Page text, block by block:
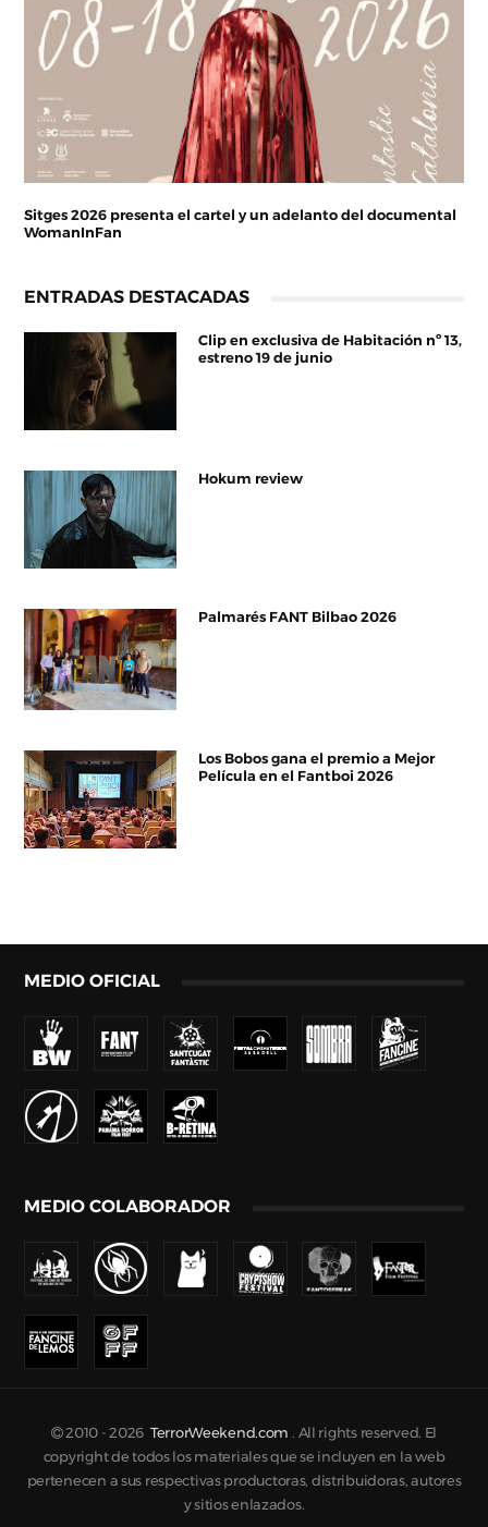
Sitges 2026 presenta el cartel y un adelanto del documental
WomanInFan
ENTRADAS DESTACADAS
Clip en exclusiva de Habitación nº 13,
estreno 19 de junio
Hokum review
Palmarés FANT Bilbao 2026
Los Bobos gana el premio a Mejor
Película en el Fantboi 2026
MEDIO OFICIAL
MEDIO COLABORADOR
2010 -2026 TerrorWeekend.com . All rights reserved. El
copyright de todos los materiales que se incluyen en la web
pertenecen a sus respectivas productoras, distribuidoras, autores
y sitios enlazados.